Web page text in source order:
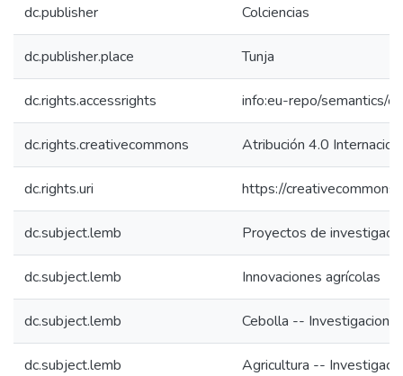
dc.publisher Colciencias
dc.publisher.place Tunja
dc.rights.accessrights info:eu-repo/semantics/
dc.rights.creativecommons Atribución 4.0
dc.rights.uri https://
dc.subject.lemb Proyectos de
dc.subject.lemb Innovaciones agrícolas
dc.subject.lemb Cebolla --
dc.subject.lemb Agricultura --